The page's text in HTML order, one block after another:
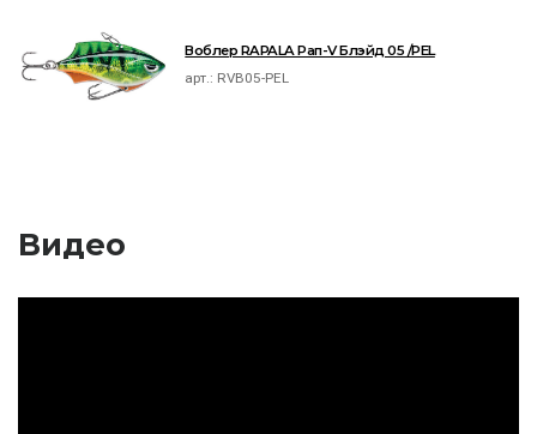
Воблер RAPALA Рап-V Блэйд 05 /PEL
арт.: RVB05-PEL
Видео